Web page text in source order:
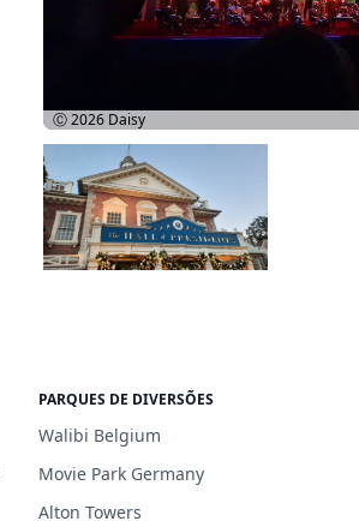
Ⓒ 2026 Daisy
PARQUES DE DIVERSÕES
Walibi Belgium
Movie Park Germany
Alton Towers